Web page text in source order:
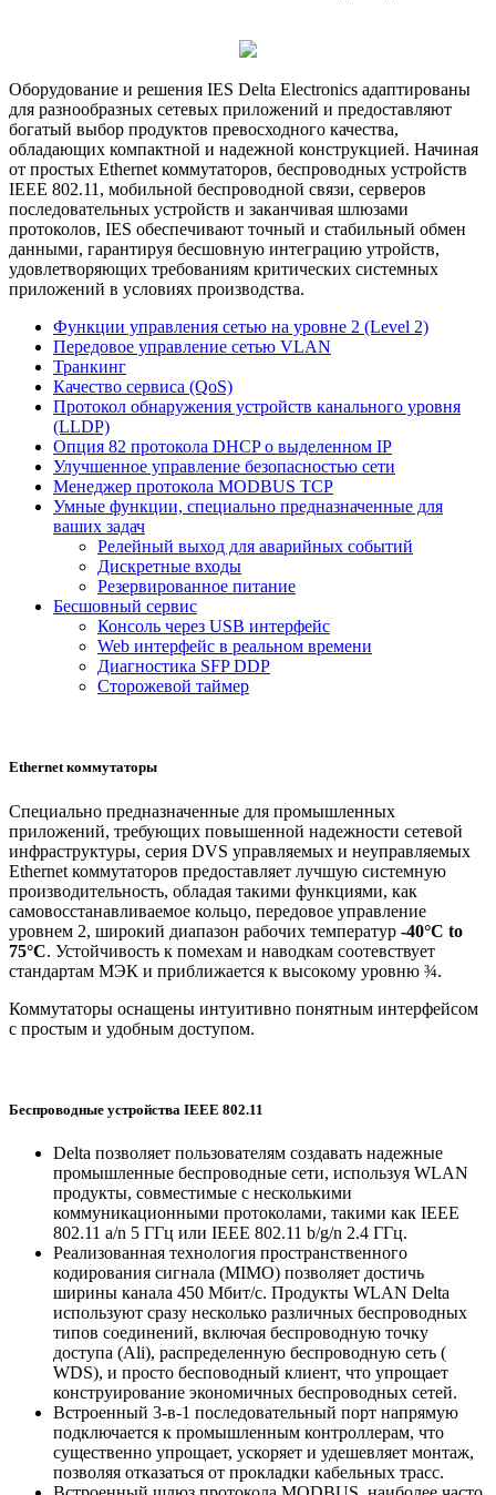
Оборудование и решения IES Delta Electronics адаптированы
для разнообразных сетевых приложений и предоставляют
богатый выбор продуктов превосходного качества,
обладающих компактной и надежной конструкцией. Начиная
от простых Ethernet коммутаторов, беспроводных устройств
IEEE 802.11, мобильной беспроводной связи, серверов
последовательных устройств и заканчивая шлюзами
протоколов, IES обеспечивают точный и стабильный обмен
данными, гарантируя бесшовную интеграцию утройств,
удовлетворяющих требованиям критических системных
приложений в условиях производства.
Функции управления сетью на уровне 2 (Level 2)
Передовое управление сетью VLAN
Транкинг
Качество сервиса (QoS)
Протокол обнаружения устройств канального уровня
(LLDP)
Опция 82 протокола DHCP о выделенном IP
Улучшенное управление безопасностью сети
Менеджер протокола MODBUS TCP
Умные функции, специально предназначенные для
ваших задач
Релейный выход для аварийных событий
Дискретные входы
Резервированное питание
Бесшовный сервис
Консоль через USB интерфейс
Web интерфейс в реальном времени
Диагностика SFP DDP
Сторожевой таймер
Ethernet коммутаторы
Специально предназначенные для промышленных
приложений, требующих повышенной надежности сетевой
инфраструктуры, серия DVS управляемых и неуправляемых
Ethernet коммутаторов предоставляет лучшую системную
производительность, обладая такими функциями, как
самовосстанавливаемое кольцо, передовое управление
уровнем 2, широкий диапазон рабочих температур -40°C to
75°C. Устойчивость к помехам и наводкам соотевствует
стандартам МЭК и приближается к высокому уровню ¾.
Коммутаторы оснащены интуитивно понятным интерфейсом
с простым и удобным доступом.
Беспроводные устройства IEEE 802.11
Delta позволяет пользователям создавать надежные
промышленные беспроводные сети, используя WLAN
продукты, совместимые с несколькими
коммуникационными протоколами, такими как IEEE
802.11 a/n 5 ГГц или IEEE 802.11 b/g/n 2.4 ГГц.
Реализованная технология пространственного
кодирования сигнала (MIMO) позволяет достичь
ширины канала 450 Мбит/с. Продукты WLAN Delta
используют сразу несколько различных беспроводных
типов соединений, включая беспроводную точку
доступа (Ali), распределенную беспроводную сеть (
WDS), и просто бесповодный клиент, что упрощает
конструирование экономичных беспроводных сетей.
Встроенный 3-в-1 последовательный порт напрямую
подключается к промышленным контроллерам, что
существенно упрощает, ускоряет и удешевляет монтаж,
позволяя отказаться от прокладки кабельных трасс.